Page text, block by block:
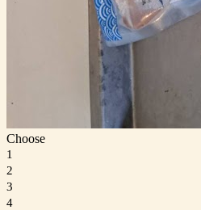
Choose
1
2
3
4